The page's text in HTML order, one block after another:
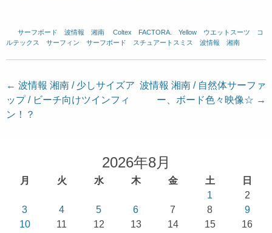
サーフボード 波情報 湘南 Coltex FACTORA. Yellow ウエットスーツ
コ
ルテックス
サーフィン サーフボード スチュアートスミス 波情報 湘南
投
稿
ナ
← 波情報 湘南 / 少しサイズア
ップ / ビーチ向けツインフィ
ン！？
波情報 湘南 / 自然体サーファ
ー、ボード色々映像☆ →
2026年8月
月 火 水 木 金 土
日
1
2
3
4 5 6 7 8
9
10
11 12 13 14 15
16